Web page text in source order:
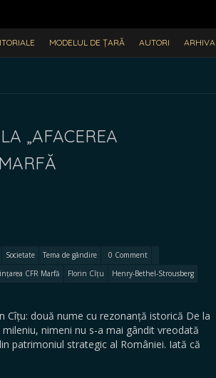
MODELUL DE ȚARĂ AUTORI ARHIVA
„AFACEREA
Societate Tema de gândire
0 Comment
CFR Marfă Florin Cîțu
Henry-Bethel-Strousberg
Cîțu: două nume cu rezonanță istorică De la
nimeni nu s-a mai gândit vreodată
patrimoniul strategic al României. Iată că